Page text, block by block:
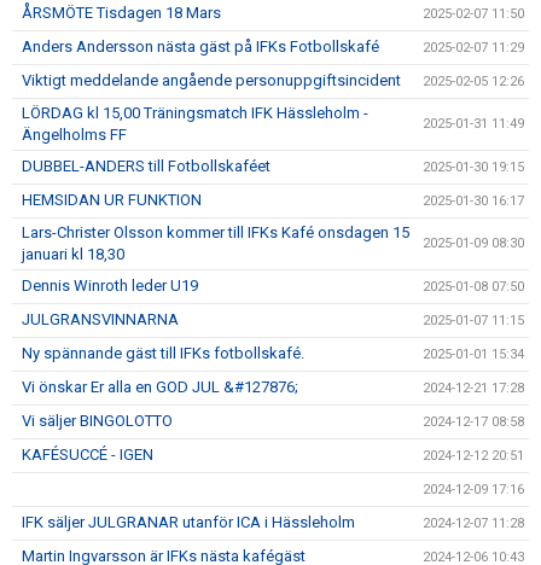
ÅRSMÖTE Tisdagen 18 Mars 2025-02-07 11:50
Anders Andersson nästa gäst på IFKs Fotbollskafé 2025-02-07 11:29
Viktigt meddelande angående personuppgiftsincident 2025-02-05 12:26
LÖRDAG kl 15,00 Träningsmatch IFK Hässleholm -
Ängelholms FF
2025-01-31 11:49
DUBBEL-ANDERS till Fotbollskaféet 2025-01-30 19:15
HEMSIDAN UR FUNKTION 2025-01-30 16:17
Lars-Christer Olsson kommer till IFKs Kafé onsdagen 15
januari kl 18,30
2025-01-09 08:30
Dennis Winroth leder U19 2025-01-08 07:50
JULGRANSVINNARNA 2025-01-07 11:15
Ny spännande gäst till IFKs fotbollskafé. 2025-01-01 15:34
Vi önskar Er alla en GOD JUL &#127876; 2024-12-21 17:28
Vi säljer BINGOLOTTO 2024-12-17 08:58
KAFÉSUCCÉ - IGEN 2024-12-12 20:51
2024-12-09 17:16
IFK säljer JULGRANAR utanför ICA i Hässleholm 2024-12-07 11:28
Martin Ingvarsson är IFKs nästa kafégäst 2024-12-06 10:43